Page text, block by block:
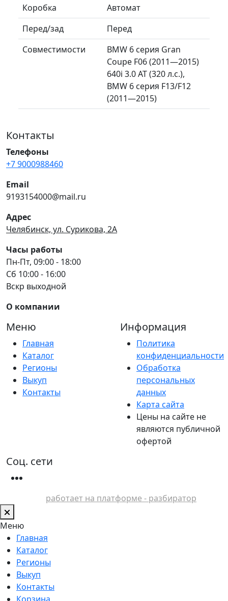
Коробка
Автомат
Перед/зад
Перед
Совместимости
BMW 6 серия Gran
Coupe F06 (2011—2015)
640i 3.0 AT (320 л.с.),
BMW 6 серия F13/F12
(2011—2015)
Контакты
Телефоны
+7 9000988460
Email
9193154000@mail.ru
Адрес
Челябинск, ул. Сурикова, 2А
Часы работы
Пн-Пт, 09:00 - 18:00
Сб 10:00 - 16:00
Вскр выходной
О компании
Меню
Главная
Каталог
Регионы
Выкуп
Контакты
Информация
Политика
конфиденциальности
Обработка
персональных
данных
Карта сайта
Цены на сайте не
являются публичной
офертой
Соц. сети
работает на платформе - разбиратор
Меню
Главная
Каталог
Регионы
Выкуп
Контакты